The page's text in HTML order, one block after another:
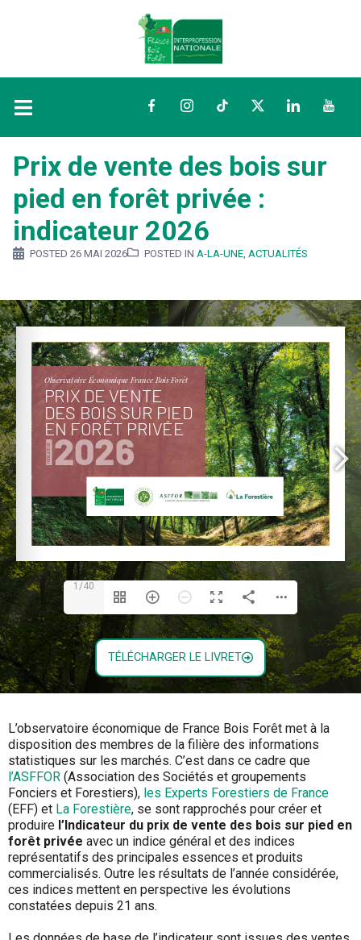
FacebookInstagramTikTokTwitterLinkedIn
Prix de vente des bois sur
pied en forêt privée :
indicateur 2026
POSTED 26 MAI 2026 POSTED IN A-LA-UNE, ACTUALITÉS
1/40
TÉLÉCHARGER LE LIVRET
L’observatoire économique de France Bois Forêt met à la
disposition des membres de la filière des informations
statistiques sur les marchés. C’est dans ce cadre que
l’ASFFOR (Association des Sociétés et groupements
Fonciers et Forestiers), les Experts Forestiers de France
(EFF) et La Forestière, se sont rapprochés pour créer et
produire l’Indicateur du prix de vente des bois sur pied en
forêt privée avec un indice général et des indices
représentatifs des principales essences et produits
commercialisés. Outre les résultats de l’année considérée,
ces indices mettent en perspective les évolutions
constatées depuis 21 ans.